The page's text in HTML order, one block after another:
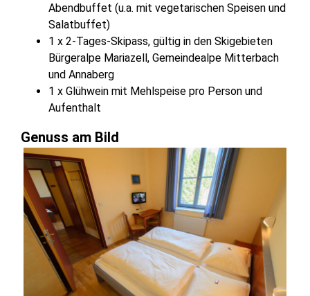
Abendbuffet (u.a. mit vegetarischen Speisen und
Salatbuffet)
1 x 2-Tages-Skipass, gültig in den Skigebieten
Bürgeralpe Mariazell, Gemeindealpe Mitterbach
und Annaberg
1 x Glühwein mit Mehlspeise pro Person und
Aufenthalt
Genuss am Bild